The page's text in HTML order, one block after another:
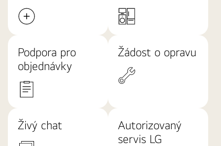
Podpora pro
objednávky
Žádost o opravu
Živý chat
Autorizovaný
servis LG